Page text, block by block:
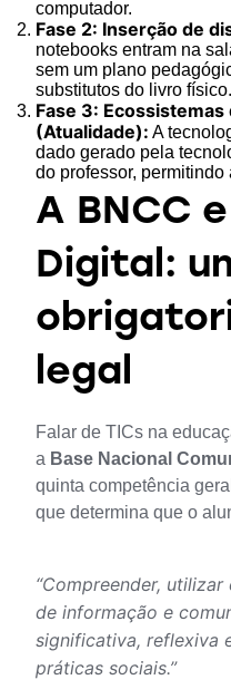
computador.
Fase 2: Inserção de
notebooks entram na
sem um plano
substitutos do livro físico.
Fase 3:
(Atualidade): A
dado gerado pela
do professor,
A BNCC
Digital:
legal
Falar de TICs na
a Base Nacional
quinta competência
que determina que o
“Compreender,
de informação e
significativa, reflexiva
práticas sociais.”